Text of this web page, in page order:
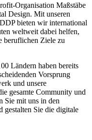
Organisation Maßstäbe
Design. Mit unseren
bieten wir international
weltweit dabei helfen,
beruflichen Ziele zu
Ländern haben bereits
Vorsprung
und unsere
gesamte Community und
Sie mit uns in den
gestalten Sie die digitale